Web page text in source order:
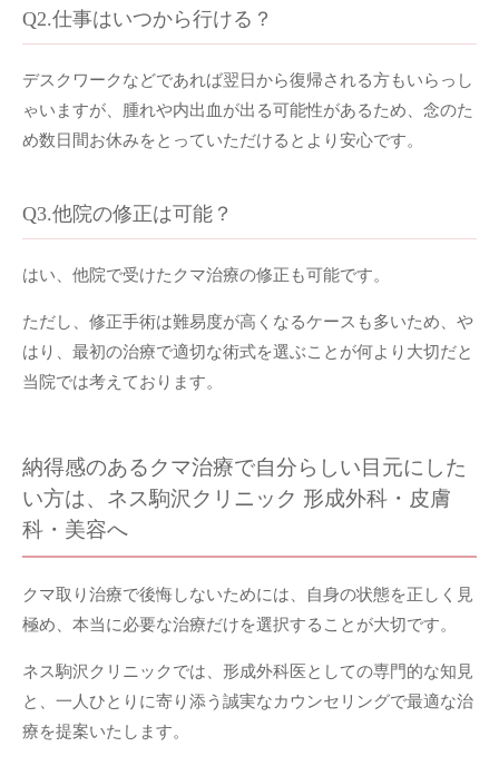
Q2.仕事はいつから行ける？
デスクワークなどであれば翌日から復帰される方もいらっし
ゃいますが、腫れや内出血が出る可能性があるため、念のた
め数日間お休みをとっていただけるとより安心です。
Q3.他院の修正は可能？
はい、他院で受けたクマ治療の修正も可能です。
ただし、修正手術は難易度が高くなるケースも多いため、や
はり、最初の治療で適切な術式を選ぶことが何より大切だと
当院では考えております。
納得感のあるクマ治療で自分らしい目元にした
い方は、ネス駒沢クリニック 形成外科・皮膚
科・美容へ
クマ取り治療で後悔しないためには、自身の状態を正しく見
極め、本当に必要な治療だけを選択することが大切です。
ネス駒沢クリニックでは、形成外科医としての専門的な知見
と、一人ひとりに寄り添う誠実なカウンセリングで最適な治
療を提案いたします。